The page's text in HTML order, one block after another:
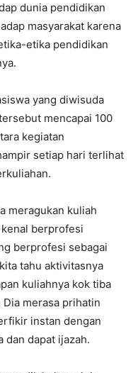
dunia pendidikan
masyarakat karena
etika pendidikan
yang diwisuda
mencapai 100
kegiatan
setiap hari terlihat
meragukan kuliah
berprofesi
berprofesi sebagai
tahu aktivitasnya
kuliahnya kok tiba
merasa prihatin
instan dengan
dan dapat ijazah.